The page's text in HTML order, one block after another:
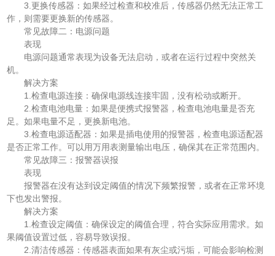
3.更换传感器：如果经过检查和校准后，传感器仍然无法正常工
作，则需要更换新的传感器。
常见故障二：电源问题
表现
电源问题通常表现为设备无法启动，或者在运行过程中突然关
机。
解决方案
1.检查电源连接：确保电源线连接牢固，没有松动或断开。
2.检查电池电量：如果是便携式报警器，检查电池电量是否充
足。如果电量不足，更换新电池。
3.检查电源适配器：如果是插电使用的报警器，检查电源适配器
是否正常工作。可以用万用表测量输出电压，确保其在正常范围内。
常见故障三：报警器误报
表现
报警器在没有达到设定阈值的情况下频繁报警，或者在正常环境
下也发出警报。
解决方案
1.检查设定阈值：确保设定的阈值合理，符合实际应用需求。如
果阈值设置过低，容易导致误报。
2.清洁传感器：传感器表面如果有灰尘或污垢，可能会影响检测